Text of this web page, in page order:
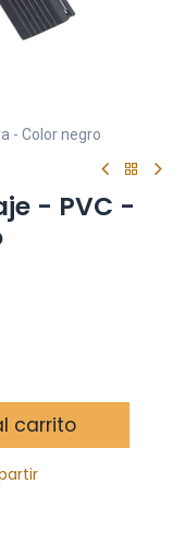
- Color negro
- PVC -
carrito